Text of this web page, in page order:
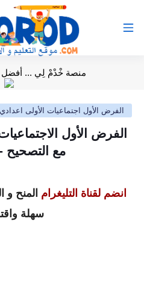
منصة خْدْمْ لِي ... أفضل
الفرض الأول اجتماعيات الأولى اعدادي
الفرض الأول
مع التصحيح -
انضم لقناة التليغرام المنح و
سهلة